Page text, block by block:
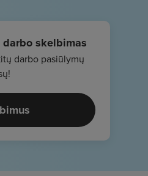
skelbimas
darbo pasiūlymų